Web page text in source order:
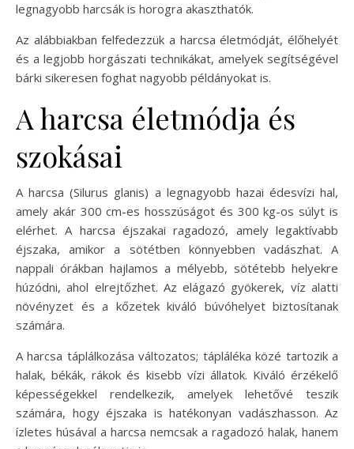
legnagyobb harcsák is horogra akaszthatók.
Az alábbiakban felfedezzük a harcsa életmódját, élőhelyét
és a legjobb horgászati technikákat, amelyek segítségével
bárki sikeresen foghat nagyobb példányokat is.
A harcsa életmódja és
szokásai
A harcsa (Silurus glanis) a legnagyobb hazai édesvízi hal,
amely akár 300 cm-es hosszúságot és 300 kg-os súlyt is
elérhet. A harcsa éjszakai ragadozó, amely legaktívabb
éjszaka, amikor a sötétben könnyebben vadászhat. A
nappali órákban hajlamos a mélyebb, sötétebb helyekre
húzódni, ahol elrejtőzhet. Az elágazó gyökerek, víz alatti
növényzet és a kőzetek kiváló búvóhelyet biztosítanak
számára.
A harcsa táplálkozása változatos; tápláléka közé tartozik a
halak, békák, rákok és kisebb vízi állatok. Kiváló érzékelő
képességekkel rendelkezik, amelyek lehetővé teszik
számára, hogy éjszaka is hatékonyan vadászhasson. Az
ízletes húsával a harcsa nemcsak a ragadozó halak, hanem